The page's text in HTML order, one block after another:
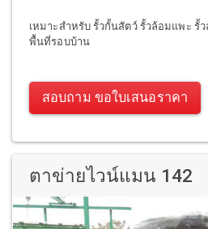
เหมาะสำหรับ รั้วกั้นสัตว์ รั้วล้อมแพะ รั้
พื้นที่รอบบ้าน
สอบถาม ขอใบเสนอราคา
ตาข่ายไวน์แมน 142